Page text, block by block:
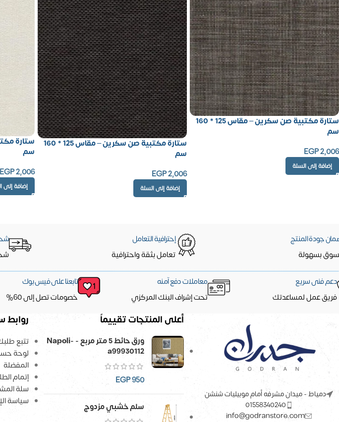
ستارة مكتبية صن سكرين – مقاس 125 * 160
سم
EGP2,006
إضافة إلى السلة
ستارة مكتبية صن سكرين – مقاس 125 * 160
سم
EGP2,006
إضافة إلى السلة
سم
EGP2,006
إضافة إلى
جودة المنتج
بسهولة
إحترافية التعامل
تعامل بثقة واحترافية
دعم فنى سريع
فريق عمل لمساعدتك
معاملات دفع آمنه
تحت إشراف البنك المركزي
تابعنا على فيس بوك
خصومات تصل إلى 60%
دمياط - ميدان مشرفه أمام موبيليات شنشن
01558340240
info@godranstore.com
أعلى المنتجات تقييماً
ورق حائط 5 متر مربع - Napoli-
a99930112
EGP950
سلم خشبي مزدوج
روابط
تتبع
لوحة
المفضلة
إتمام
سلة
سياسة